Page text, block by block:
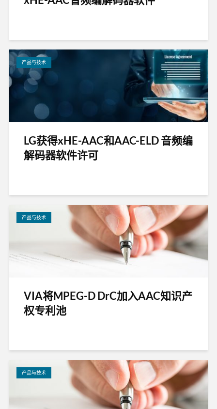
产品与技术
LG获得xHE-AAC和AAC-ELD 音频编
解码器软件许可
产品与技术
VIA将MPEG-D DrC加入AAC知识产
权专利池
产品与技术